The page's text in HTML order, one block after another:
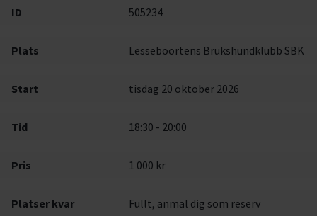
ID 505234
Plats Lesseboortens Brukshundklubb SBK
Start tisdag 20 oktober 2026
Tid 18:30 - 20:00
Pris 1 000 kr
Platser kvar Fullt, anmäl dig som reserv